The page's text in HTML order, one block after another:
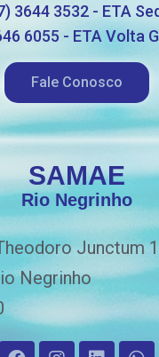
3644 3532 - ETA
6055 - ETA Volta
Fale Conosco
SAMAE
Rio Negrinho
Junctum
Negrinho